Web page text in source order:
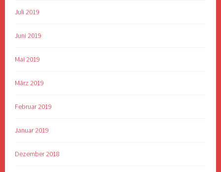
Juli 2019
Juni 2019
Mai 2019
März 2019
Februar 2019
Januar 2019
Dezember 2018